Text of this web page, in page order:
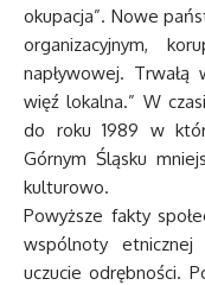
okupacja”. Nowe
organizacyjnym,
napływowej.
więź lokalna.” W
do roku 1989 w
Górnym Śląsku
kulturowo.
Powyższe fakty
wspólnoty
uczucie odrębności.